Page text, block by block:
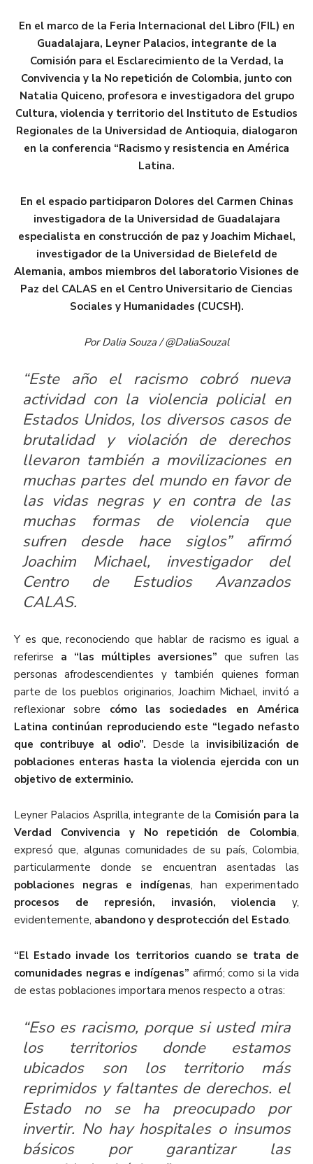
En el marco de la Feria Internacional del Libro (FIL) en
Guadalajara, Leyner Palacios, integrante de la
Comisión para el Esclarecimiento de la Verdad, la
Convivencia y la No repetición de Colombia, junto con
Natalia Quiceno, profesora e investigadora del grupo
Cultura, violencia y territorio del Instituto de Estudios
Regionales de la Universidad de Antioquia, dialogaron
en la conferencia “Racismo y resistencia en América
Latina.
En el espacio participaron Dolores del Carmen Chinas
investigadora de la Universidad de Guadalajara
especialista en construcción de paz y Joachim Michael,
investigador de la Universidad de Bielefeld de
Alemania, ambos miembros del laboratorio Visiones de
Paz del CALAS en el Centro Universitario de Ciencias
Sociales y Humanidades (CUCSH).
Por Dalia Souza / @DaliaSouzal
“Este año el racismo cobró nueva
actividad con la violencia policial en
Estados Unidos, los diversos casos de
brutalidad y violación de derechos
llevaron también a movilizaciones en
muchas partes del mundo en favor de
las vidas negras y en contra de las
muchas formas de violencia que
sufren desde hace siglos” afirmó
Joachim Michael, investigador del
Centro de Estudios Avanzados
CALAS.
Y es que, reconociendo que hablar de racismo es igual a
referirse a “las múltiples aversiones” que sufren las
personas afrodescendientes y también quienes forman
parte de los pueblos originarios, Joachim Michael, invitó a
reflexionar sobre cómo las sociedades en América
Latina continúan reproduciendo este “legado nefasto
que contribuye al odio”. Desde la invisibilización de
poblaciones enteras hasta la violencia ejercida con un
objetivo de exterminio.
Leyner Palacios Asprilla, integrante de la Comisión para la
Verdad Convivencia y No repetición de Colombia,
expresó que, algunas comunidades de su país, Colombia,
particularmente donde se encuentran asentadas las
poblaciones negras e indígenas, han experimentado
procesos de represión, invasión, violencia y,
evidentemente, abandono y desprotección del Estado.
“El Estado invade los territorios cuando se trata de
comunidades negras e indígenas” afirmó; como si la vida
de estas poblaciones importara menos respecto a otras:
“Eso es racismo, porque si usted mira
los territorios donde estamos
ubicados son los territorio más
reprimidos y faltantes de derechos. el
Estado no se ha preocupado por
invertir. No hay hospitales o insumos
básicos por garantizar las